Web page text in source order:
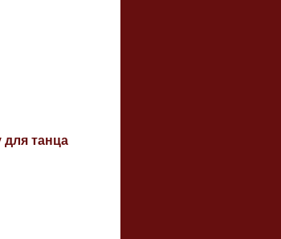
для танца